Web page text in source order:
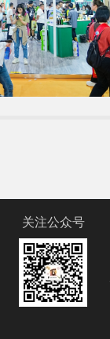
关注公众号